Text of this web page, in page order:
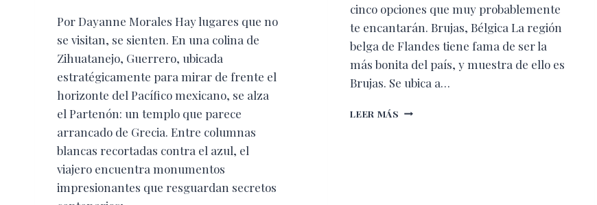
Por Dayanne Morales Hay lugares que no
se visitan, se sienten. En una colina de
Zihuatanejo, Guerrero, ubicada
estratégicamente para mirar de frente el
horizonte del Pacífico mexicano, se alza
el Partenón: un templo que parece
arrancado de Grecia. Entre columnas
blancas recortadas contra el azul, el
viajero encuentra monumentos
impresionantes que resguardan secretos
cinco opciones que muy probablemente
te encantarán. Brujas, Bélgica La región
belga de Flandes tiene fama de ser la
más bonita del país, y muestra de ello es
Brujas. Se ubica a…
LEER MÁS PARA